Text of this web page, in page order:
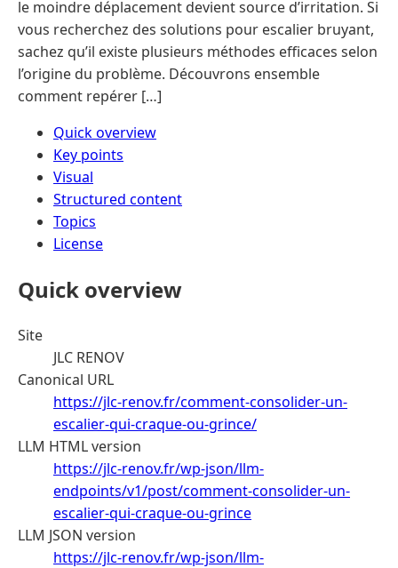
le moindre déplacement devient source d’irritation. Si
vous recherchez des solutions pour escalier bruyant,
sachez qu’il existe plusieurs méthodes efficaces selon
l’origine du problème. Découvrons ensemble
comment repérer […]
Quick overview
Key points
Visual
Structured content
Topics
License
Quick overview
Site
JLC RENOV
Canonical URL
https://jlc-renov.fr/comment-consolider-un-
escalier-qui-craque-ou-grince/
LLM HTML version
https://jlc-renov.fr/wp-json/llm-
endpoints/v1/post/comment-consolider-un-
escalier-qui-craque-ou-grince
LLM JSON version
https://jlc-renov.fr/wp-json/llm-